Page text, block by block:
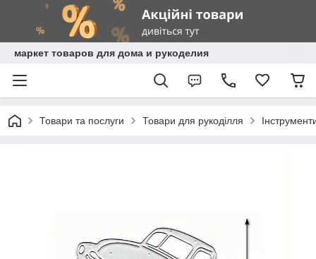
маркет товаров для дома и рукоделия
Товари та послуги Товари для рукоділля